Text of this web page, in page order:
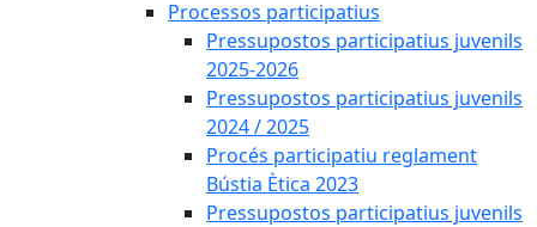
Processos participatius
Pressupostos participatius juvenils
2025-2026
Pressupostos participatius juvenils
2024 / 2025
Procés participatiu reglament
Bústia Ètica 2023
Pressupostos participatius juvenils